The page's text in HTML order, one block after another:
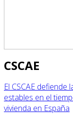
CSCAE
El CSCAE
estables en el
vivienda en España